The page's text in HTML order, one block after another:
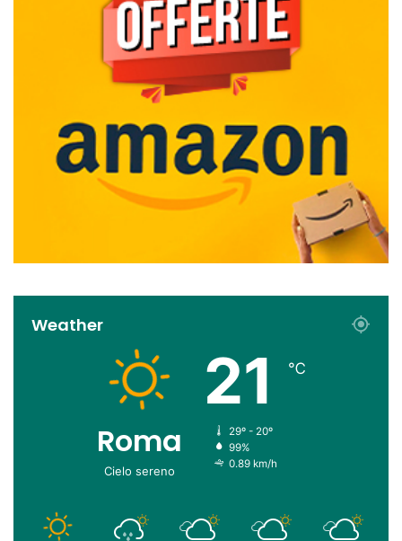
Weather
Roma
Cielo sereno
21 ℃
29º - 20º
99%
0.89 km/h